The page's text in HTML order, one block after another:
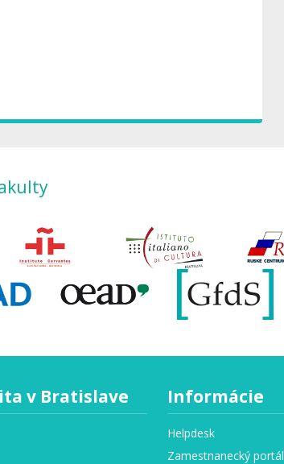
v Bratislave Informácie
Helpdesk
Zamestnanecký portál